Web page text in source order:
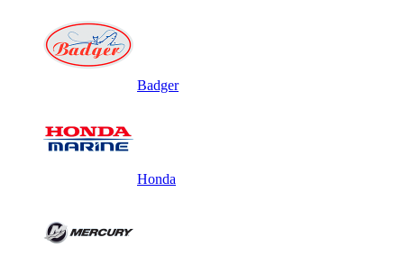
Badger
Honda